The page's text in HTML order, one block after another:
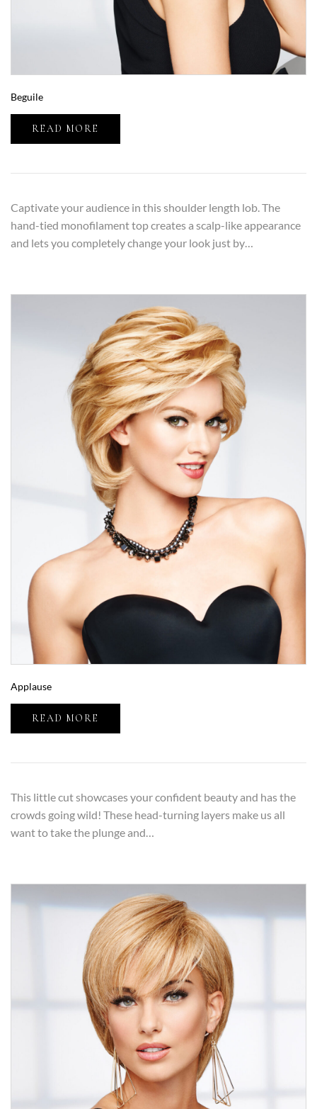
Beguile
READ MORE
Captivate your audience in this shoulder length lob. The
hand-tied monofilament top creates a scalp-like appearance
and lets you completely change your look just by…
Applause
READ MORE
This little cut showcases your confident beauty and has the
crowds going wild! These head-turning layers make us all
want to take the plunge and…